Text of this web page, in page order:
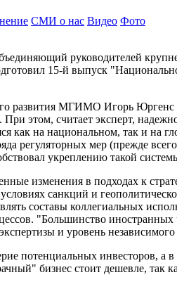
СМИ о нас Видео Фото
руководителей
15-й выпуск
развития МГИМО Игорь Юргенс
этом, считает эксперт,
как на национальном, так и на
регуляторных мер (прежде
укреплению такой
изменения в подходах к
санкций и
составы коллегиальных
"Большинство
и уровень
потенциальных инвесторов,
бизнес стоит дешевле,